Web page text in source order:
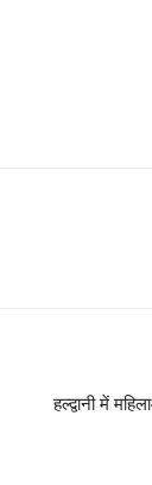
हल्द्वानी में